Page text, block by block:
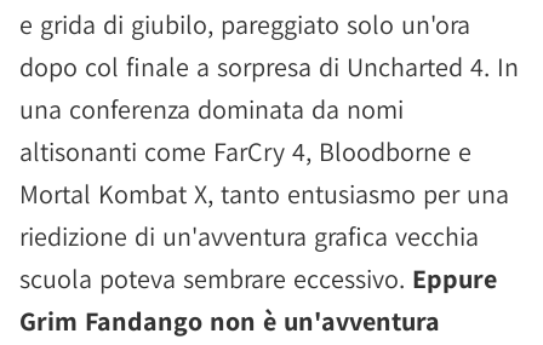
e grida di giubilo, pareggiato solo un'ora
dopo col finale a sorpresa di Uncharted 4. In
una conferenza dominata da nomi
altisonanti come FarCry 4, Bloodborne e
Mortal Kombat X, tanto entusiasmo per una
riedizione di un'avventura grafica vecchia
scuola poteva sembrare eccessivo. Eppure
Grim Fandango non è un'avventura